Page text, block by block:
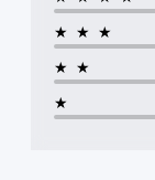
★★★
★★
★